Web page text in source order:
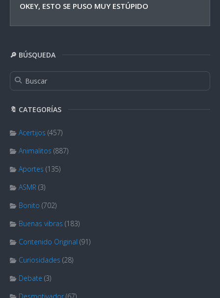
OKEY, ESTO SE PUSO MUY ESTÚPIDO
🔎 BÚSQUEDA
🔖 CATEGORÍAS
Acertijos (457)
Animalitos (887)
Aportes (135)
ASMR (3)
Bonito (702)
Buenas vibras (183)
Contenido Original (91)
Curiosidades (28)
Debate (3)
Desmotivador (67)